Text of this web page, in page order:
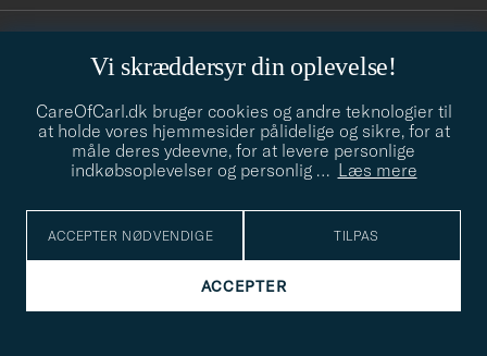
Vi skræddersyr din oplevelse!
CareOfCarl.dk bruger cookies og andre teknologier til
at holde vores hjemmesider pålidelige og sikre, for at
måle deres ydeevne, for at levere personlige
indkøbsoplevelser og personlig … Læs mere
ACCEPTER NØDVENDIGE TILPAS
ACCEPTER
info@careofcarl.dk
Behøver du hjælp til at finde din stil? Lad os hjælpe dig, vi hjælper
gerne til!
STILRÅD